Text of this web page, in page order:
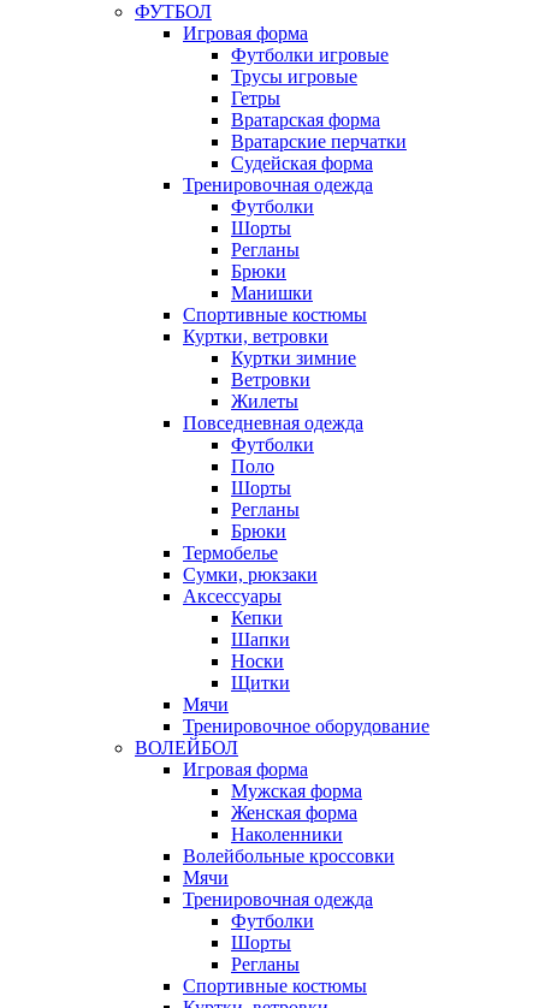
ФУТБОЛ
Игровая форма
Футболки игровые
Трусы игровые
Гетры
Вратарская форма
Вратарские перчатки
Судейская форма
Тренировочная одежда
Футболки
Шорты
Регланы
Брюки
Манишки
Спортивные костюмы
Куртки, ветровки
Куртки зимние
Ветровки
Жилеты
Повседневная одежда
Футболки
Поло
Шорты
Регланы
Брюки
Термобелье
Сумки, рюкзаки
Аксессуары
Кепки
Шапки
Носки
Щитки
Мячи
Тренировочное оборудование
ВОЛЕЙБОЛ
Игровая форма
Мужская форма
Женская форма
Наколенники
Волейбольные кроссовки
Мячи
Тренировочная одежда
Футболки
Шорты
Регланы
Спортивные костюмы